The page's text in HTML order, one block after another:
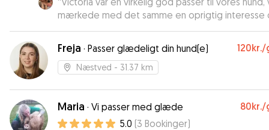
mærkede med det samme en oprigtig interesse
stor nærvær. Vores hund kom glad og rolig hjem Vi vil
helt klart bruge Victoria igen
Freja · Passer glædeligt din hund(e) 120kr./
Næstved - 31.37 km
Maria · Vi passer med glæde 80kr./
5.0 (3 Bookinger)